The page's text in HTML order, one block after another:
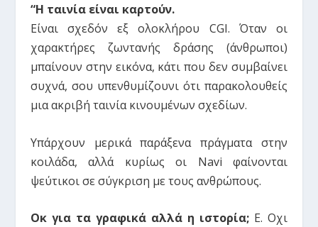
“Η ταινία είναι καρτούν.
Είναι σχεδόν εξ ολοκλήρου CGI. Όταν οι
χαρακτήρες ζωντανής δράσης (άνθρωποι)
μπαίνουν στην εικόνα, κάτι που δεν συμβαίνει
συχνά, σου υπενθυμίζουνι ότι παρακολουθείς
μια ακριβή ταινία κινουμένων σχεδίων.
Υπάρχουν μερικά παράξενα πράγματα στην
κοιλάδα, αλλά κυρίως οι Navi φαίνονται
ψεύτικοι σε σύγκριση με τους ανθρώπους.
Οκ για τα γραφικά αλλά η ιστορία; Ε. Οχι